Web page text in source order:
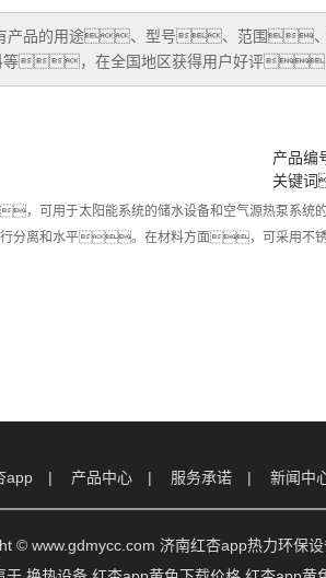
产品的用途、型号、范围、
，在全国地区获得用户好评，
产品
关键
，可用于太阳能系统的储水设备和空气源热泵系统
分离和水平。在材料方面，可采用不
app 产品中心 服务承诺 新闻中
© www.gdmycc.com 济南红杏app热力环保